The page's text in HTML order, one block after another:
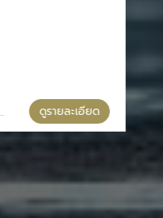
ดูรายละเอียด